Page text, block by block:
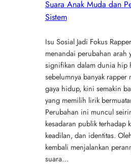
Suara Anak Muda dan
Sistem
Isu Sosial Jadi Fokus
menandai perubahan arah
signifikan dalam dunia hip
sebelumnya banyak rapper
gaya hidup, kini semakin
yang memilih lirik
Perubahan ini muncul
kesadaran publik terhadap
keadilan, dan identitas.
kembali menjalankan
suara…